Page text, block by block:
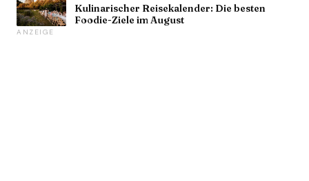
Kulinarischer Reisekalender: Die besten
Foodie-Ziele im August
ANZEIGE